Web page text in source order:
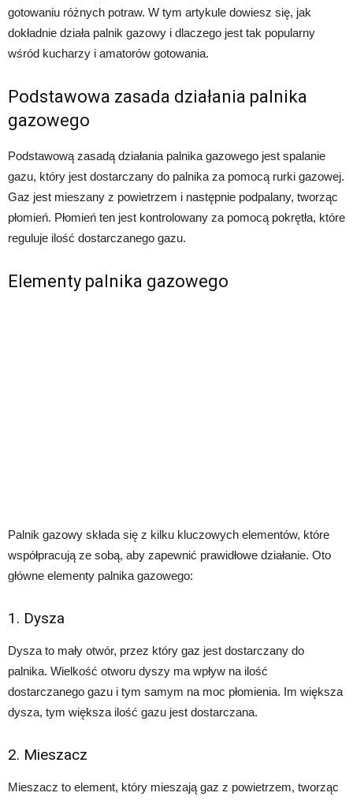
gotowaniu różnych potraw. W tym artykule dowiesz się, jak
dokładnie działa palnik gazowy i dlaczego jest tak popularny
wśród kucharzy i amatorów gotowania.
Podstawowa zasada działania palnika
gazowego
Podstawową zasadą działania palnika gazowego jest spalanie
gazu, który jest dostarczany do palnika za pomocą rurki gazowej.
Gaz jest mieszany z powietrzem i następnie podpalany, tworząc
płomień. Płomień ten jest kontrolowany za pomocą pokrętła, które
reguluje ilość dostarczanego gazu.
Elementy palnika gazowego
Palnik gazowy składa się z kilku kluczowych elementów, które
współpracują ze sobą, aby zapewnić prawidłowe działanie. Oto
główne elementy palnika gazowego:
1. Dysza
Dysza to mały otwór, przez który gaz jest dostarczany do
palnika. Wielkość otworu dyszy ma wpływ na ilość
dostarczanego gazu i tym samym na moc płomienia. Im większa
dysza, tym większa ilość gazu jest dostarczana.
2. Mieszacz
Mieszacz to element, który mieszają gaz z powietrzem, tworząc